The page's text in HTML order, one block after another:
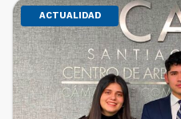
ACTUALIDAD